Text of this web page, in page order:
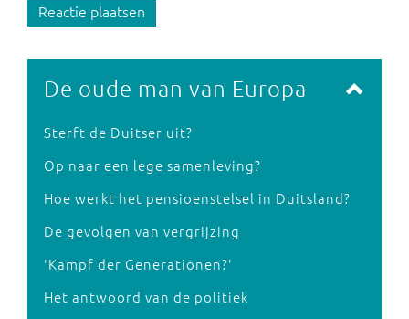
Reactie plaatsen
De oude man van Europa
Sterft de Duitser uit?
Op naar een lege samenleving?
Hoe werkt het pensioenstelsel in Duitsland?
De gevolgen van vergrijzing
'Kampf der Generationen?'
Het antwoord van de politiek